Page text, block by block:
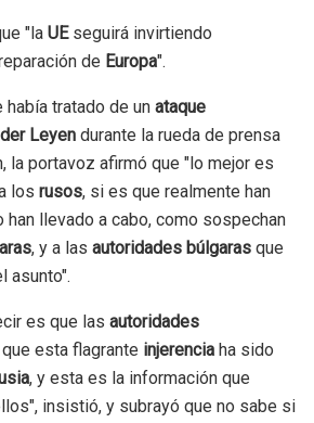
"la UEseguirá invirtiendo
de Europa".
había tratado de un ataque
Leyen durante la rueda de prensa
la portavoz afirmó que "lo mejor es
los rusos, si es que realmente han
llevado a cabo, como sospechan
, y a las autoridades búlgaras que
asunto".
es que las autoridades
esta flagrante injerencia ha sido
, y esta es la información que
insistió, y subrayó que no sabe si